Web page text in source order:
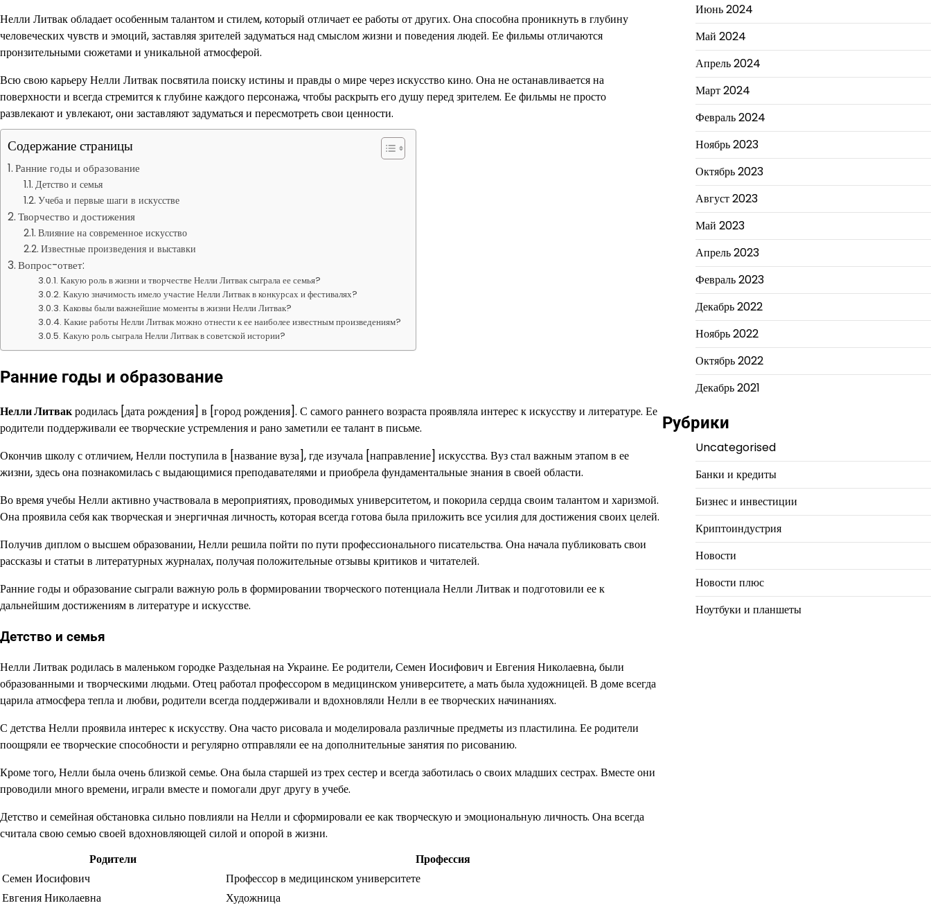
Нелли Литвак обладает особенным талантом и стилем, который отличает ее работы от других. Она способна проникнуть в глубину
человеческих чувств и эмоций, заставляя зрителей задуматься над смыслом жизни и поведения людей. Ее фильмы отличаются
пронзительными сюжетами и уникальной атмосферой.
Всю свою карьеру Нелли Литвак посвятила поиску истины и правды о мире через искусство кино. Она не останавливается на
поверхности и всегда стремится к глубине каждого персонажа, чтобы раскрыть его душу перед зрителем. Ее фильмы не просто
развлекают и увлекают, они заставляют задуматься и пересмотреть свои ценности.
Содержание страницы
Ранние годы и образование
Детство и семья
Учеба и первые шаги в искусстве
Творчество и достижения
Влияние на современное искусство
Известные произведения и выставки
Вопрос-ответ:
Какую роль в жизни и творчестве Нелли Литвак сыграла ее семья?
Какую значимость имело участие Нелли Литвак в конкурсах и фестивалях?
Каковы были важнейшие моменты в жизни Нелли Литвак?
Какие работы Нелли Литвак можно отнести к ее наиболее известным произведениям?
Какую роль сыграла Нелли Литвак в советской истории?
Ранние годы и образование
Нелли Литвакродилась [дата рождения] в [город рождения]. С самого раннего возраста проявляла интерес к искусству и литературе. Ее
родители поддерживали ее творческие устремления и рано заметили ее талант в письме.
Окончив школу с отличием, Нелли поступила в [название вуза], где изучала [направление] искусства. Вуз стал важным этапом в ее
жизни, здесь она познакомилась с выдающимися преподавателями и приобрела фундаментальные знания в своей области.
Во время учебы Нелли активно участвовала в мероприятиях, проводимых университетом, и покорила сердца своим талантом и харизмой.
Она проявила себя как творческая и энергичная личность, которая всегда готова была приложить все усилия для достижения своих целей.
Получив диплом о высшем образовании, Нелли решила пойти по пути профессионального писательства. Она начала публиковать свои
рассказы и статьи в литературных журналах, получая положительные отзывы критиков и читателей.
Ранние годы и образование сыграли важную роль в формировании творческого потенциала Нелли Литвак и подготовили ее к
дальнейшим достижениям в литературе и искусстве.
Детство и семья
Нелли Литвак родилась в маленьком городке Раздельная на Украине. Ее родители, Семен Иосифович и Евгения Николаевна, были
образованными и творческими людьми. Отец работал профессором в медицинском университете, а мать была художницей. В доме всегда
царила атмосфера тепла и любви, родители всегда поддерживали и вдохновляли Нелли в ее творческих начинаниях.
С детства Нелли проявила интерес к искусству. Она часто рисовала и моделировала различные предметы из пластилина. Ее родители
поощряли ее творческие способности и регулярно отправляли ее на дополнительные занятия по рисованию.
Кроме того, Нелли была очень близкой семье. Она была старшей из трех сестер и всегда заботилась о своих младших сестрах. Вместе они
проводили много времени, играли вместе и помогали друг другу в учебе.
Детство и семейная обстановка сильно повлияли на Нелли и сформировали ее как творческую и эмоциональную личность. Она всегда
считала свою семью своей вдохновляющей силой и опорой в жизни.
Родители
Профессия
Семен Иосифович
Профессор в медицинском университете
Евгения Николаевна
Художница
Июнь 2024
Май 2024
Апрель 2024
Март 2024
Февраль 2024
Ноябрь 2023
Октябрь 2023
Август 2023
Май 2023
Апрель 2023
Февраль 2023
Декабрь 2022
Ноябрь 2022
Октябрь 2022
Декабрь 2021
Рубрики
Uncategorised
Банки и кредиты
Бизнес и инвестиции
Криптоиндустрия
Новости
Новости плюс
Ноутбуки и планшеты